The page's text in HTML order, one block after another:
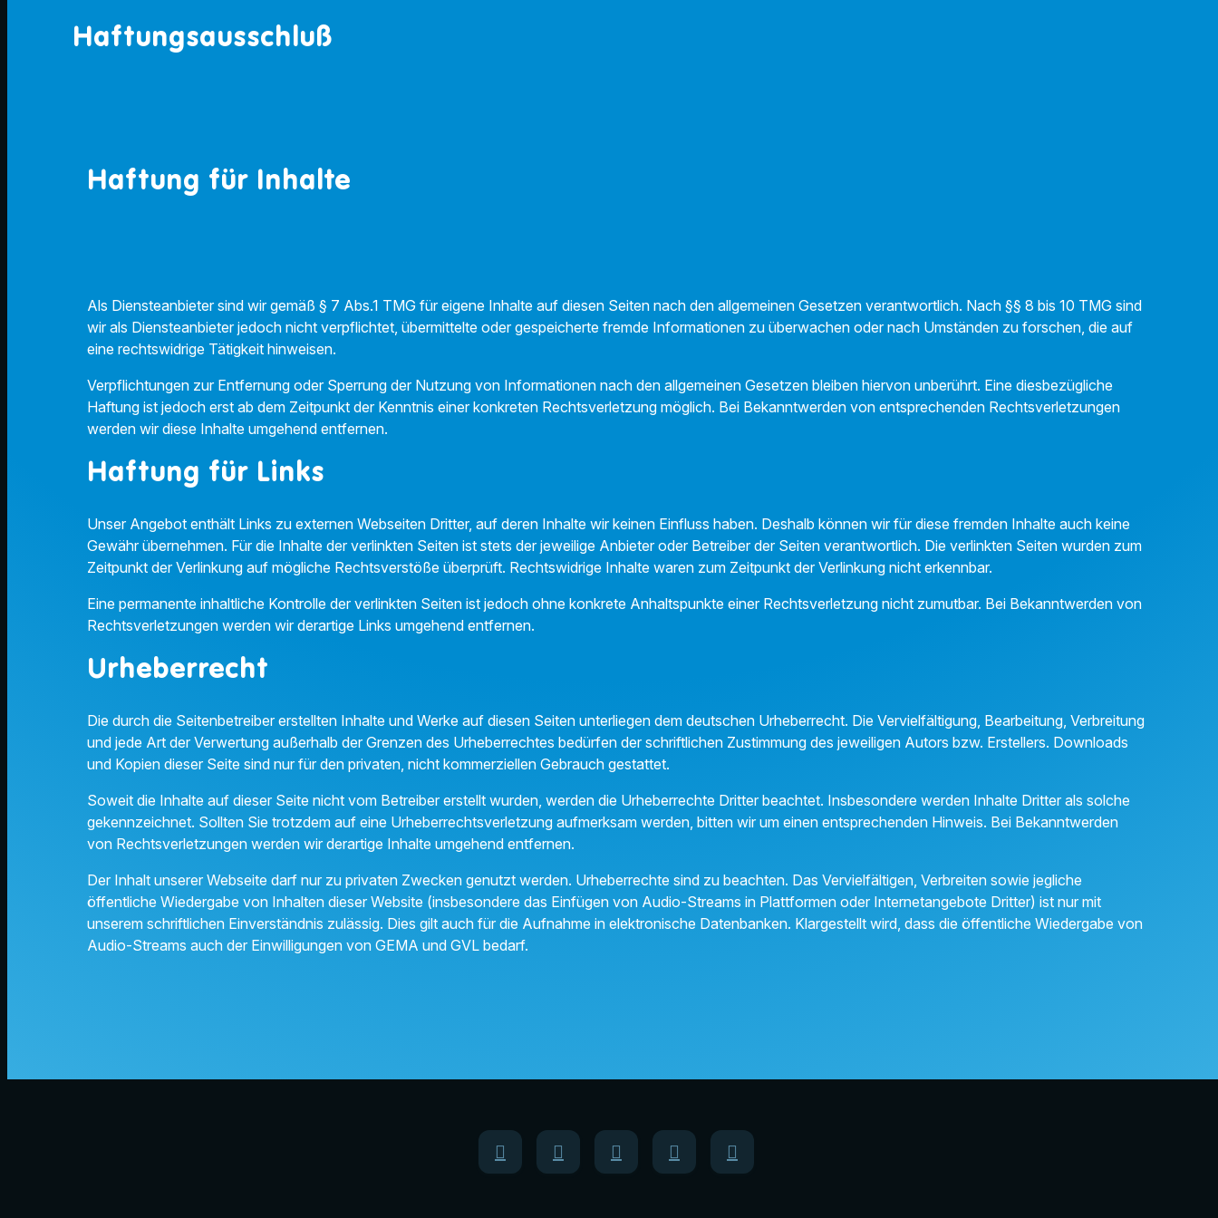
Haftungsausschluß
Haftung für Inhalte
Als Diensteanbieter sind wir gemäß § 7 Abs.1 TMG für eigene Inhalte auf diesen Seiten nach den allgemeinen Gesetzen verantwortlich. Nach §§ 8 bis 10 TMG sind
wir als Diensteanbieter jedoch nicht verpflichtet, übermittelte oder gespeicherte fremde Informationen zu überwachen oder nach Umständen zu forschen, die auf
eine rechtswidrige Tätigkeit hinweisen.
Verpflichtungen zur Entfernung oder Sperrung der Nutzung von Informationen nach den allgemeinen Gesetzen bleiben hiervon unberührt. Eine diesbezügliche
Haftung ist jedoch erst ab dem Zeitpunkt der Kenntnis einer konkreten Rechtsverletzung möglich. Bei Bekanntwerden von entsprechenden Rechtsverletzungen
werden wir diese Inhalte umgehend entfernen.
Haftung für Links
Unser Angebot enthält Links zu externen Webseiten Dritter, auf deren Inhalte wir keinen Einfluss haben. Deshalb können wir für diese fremden Inhalte auch keine
Gewähr übernehmen. Für die Inhalte der verlinkten Seiten ist stets der jeweilige Anbieter oder Betreiber der Seiten verantwortlich. Die verlinkten Seiten wurden zum
Zeitpunkt der Verlinkung auf mögliche Rechtsverstöße überprüft. Rechtswidrige Inhalte waren zum Zeitpunkt der Verlinkung nicht erkennbar.
Eine permanente inhaltliche Kontrolle der verlinkten Seiten ist jedoch ohne konkrete Anhaltspunkte einer Rechtsverletzung nicht zumutbar. Bei Bekanntwerden von
Rechtsverletzungen werden wir derartige Links umgehend entfernen.
Urheberrecht
Die durch die Seitenbetreiber erstellten Inhalte und Werke auf diesen Seiten unterliegen dem deutschen Urheberrecht. Die Vervielfältigung, Bearbeitung, Verbreitung
und jede Art der Verwertung außerhalb der Grenzen des Urheberrechtes bedürfen der schriftlichen Zustimmung des jeweiligen Autors bzw. Erstellers. Downloads
und Kopien dieser Seite sind nur für den privaten, nicht kommerziellen Gebrauch gestattet.
Soweit die Inhalte auf dieser Seite nicht vom Betreiber erstellt wurden, werden die Urheberrechte Dritter beachtet. Insbesondere werden Inhalte Dritter als solche
gekennzeichnet. Sollten Sie trotzdem auf eine Urheberrechtsverletzung aufmerksam werden, bitten wir um einen entsprechenden Hinweis. Bei Bekanntwerden
von Rechtsverletzungen werden wir derartige Inhalte umgehend entfernen.
Der Inhalt unserer Webseite darf nur zu privaten Zwecken genutzt werden. Urheberrechte sind zu beachten. Das Vervielfältigen, Verbreiten sowie jegliche
öffentliche Wiedergabe von Inhalten dieser Website (insbesondere das Einfügen von Audio-Streams in Plattformen oder Internetangebote Dritter) ist nur mit
unserem schriftlichen Einverständnis zulässig. Dies gilt auch für die Aufnahme in elektronische Datenbanken. Klargestellt wird, dass die öffentliche Wiedergabe von
Audio-Streams auch der Einwilligungen von GEMA und GVL bedarf.